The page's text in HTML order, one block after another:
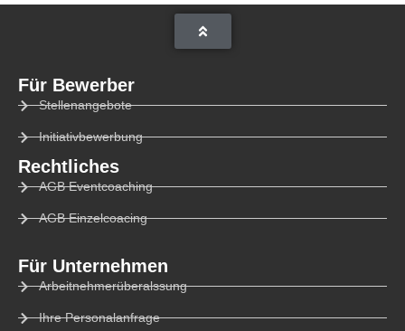
Für Bewerber
Stellenangebote
Initiativbewerbung
Rechtliches
AGB Eventcoaching
AGB Einzelcoacing
Für Unternehmen
Arbeitnehmerüberalssung
Ihre Personalanfrage